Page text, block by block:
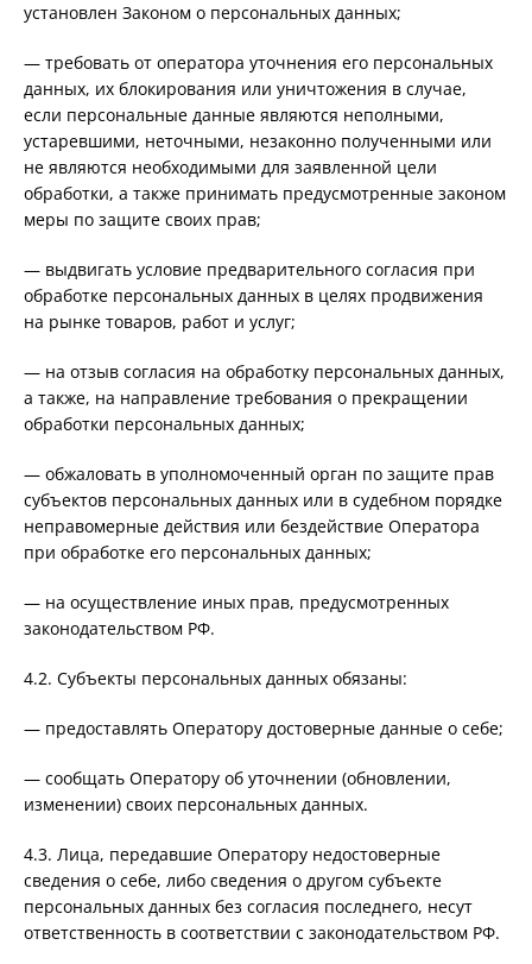
установлен Законом о персональных данных;
— требовать от оператора уточнения его персональных
данных, их блокирования или уничтожения в случае,
если персональные данные являются неполными,
устаревшими, неточными, незаконно полученными или
не являются необходимыми для заявленной цели
обработки, а также принимать предусмотренные законом
меры по защите своих прав;
— выдвигать условие предварительного согласия при
обработке персональных данных в целях продвижения
на рынке товаров, работ и услуг;
— на отзыв согласия на обработку персональных данных,
а также, на направление требования о прекращении
обработки персональных данных;
— обжаловать в уполномоченный орган по защите прав
субъектов персональных данных или в судебном порядке
неправомерные действия или бездействие Оператора
при обработке его персональных данных;
— на осуществление иных прав, предусмотренных
законодательством РФ.
4.2. Субъекты персональных данных обязаны:
— предоставлять Оператору достоверные данные о себе;
— сообщать Оператору об уточнении (обновлении,
изменении) своих персональных данных.
4.3. Лица, передавшие Оператору недостоверные
сведения о себе, либо сведения о другом субъекте
персональных данных без согласия последнего, несут
ответственность в соответствии с законодательством РФ.